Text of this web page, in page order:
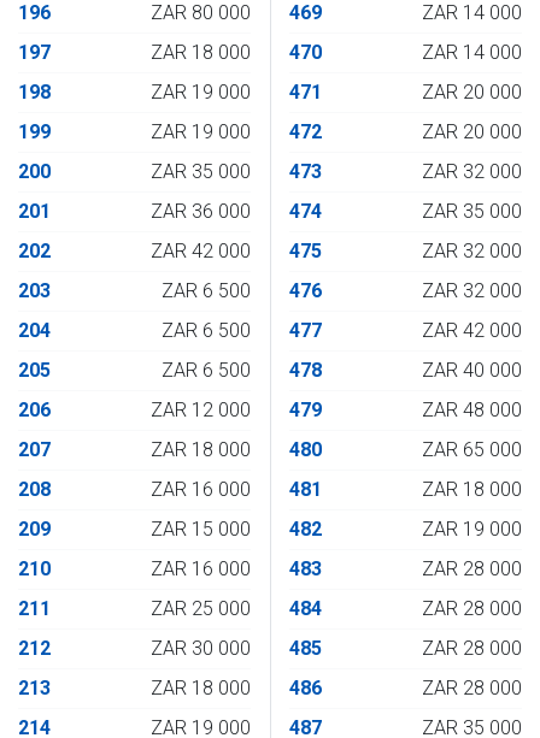
196
ZAR 80 000
197
ZAR 18 000
198
ZAR 19 000
199
ZAR 19 000
200
ZAR 35 000
201
ZAR 36 000
202
ZAR 42 000
203
ZAR 6 500
204
ZAR 6 500
205
ZAR 6 500
206
ZAR 12 000
207
ZAR 18 000
208
ZAR 16 000
209
ZAR 15 000
210
ZAR 16 000
211
ZAR 25 000
212
ZAR 30 000
213
ZAR 18 000
214
ZAR 19 000
469
ZAR 14 000
470
ZAR 14 000
471
ZAR 20 000
472
ZAR 20 000
473
ZAR 32 000
474
ZAR 35 000
475
ZAR 32 000
476
ZAR 32 000
477
ZAR 42 000
478
ZAR 40 000
479
ZAR 48 000
480
ZAR 65 000
481
ZAR 18 000
482
ZAR 19 000
483
ZAR 28 000
484
ZAR 28 000
485
ZAR 28 000
486
ZAR 28 000
487
ZAR 35 000